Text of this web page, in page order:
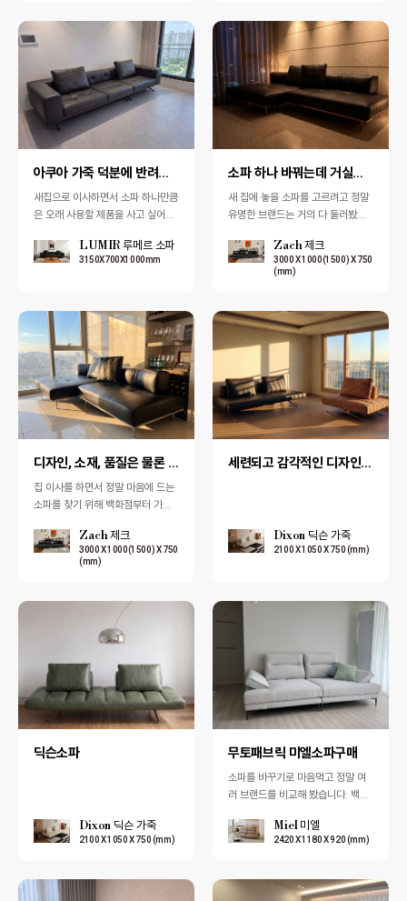
아쿠아 가죽 덕분에 반려견과 함께 편안하게 휴식을 취 …
새집으로 이사하면서 소파 하나만큼
은 오래 사용할 제품을 사고 싶어서
다. 그러다 지인 추천으로 펜다를 알
게 되었고…
LUMIR 루메르 소파
3150X700X1000mm
소파 하나 바꿔는데 거실분위기가 장난이 아니에요
새 집에 놓을 소파를 고르려고 정말
유명한 브랜드는 거의 다 둘러봤는
펜다 제크소파였습니다. 처음 보는
순간 …
Zach 제크
3000 X 1000(1500) X 750
(mm)
디자인, 소재, 품질은 물론 가격까지 만족스러운 브랜드
집 이사를 하면서 정말 마음에 드는
소파를 찾기 위해 백화점부터 가구
짐없이 둘러봤습니다. 하지만 쉽게
결정하…
Zach 제크
3000 X 1000(1500) X 750
(mm)
세련되고 감각적인 디자인소파가 많은 펜다
Dixon 딕슨 가죽
2100 X 1050 X 750 (mm)
딕슨소파
Dixon 딕슨 가죽
2100 X 1050 X 750 (mm)
무토패브릭 미엘소파구매
소파를 바꾸기로 마음먹고 정말 여
러 브랜드를 비교해 봤습니다. 백화
직접 둘러봤지만, 결국 가장 믿음이
갔던 곳…
Miel 미엘
2420 X 1180 X 920 (mm)